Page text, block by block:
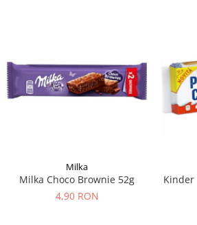
Milka
Milka Choco Brownie 52g
4,90 RON
Kinder